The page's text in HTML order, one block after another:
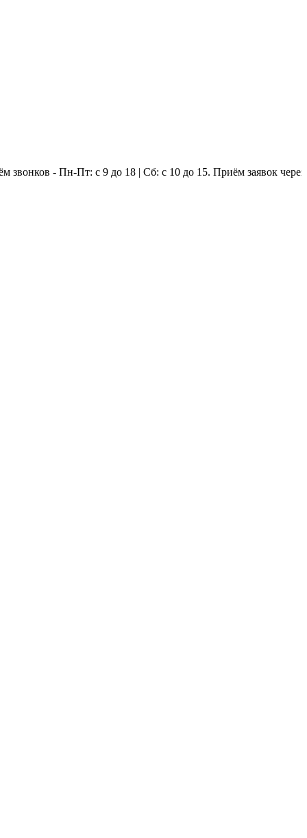
- Пн-Пт: с 9 до 18 | Сб: с 10 до 15. Приём заявок через